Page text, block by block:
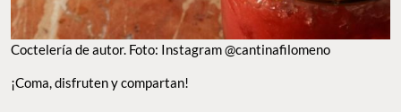
Coctelería de autor. Foto: Instagram @cantinafilomeno
¡Coma, disfruten y compartan!